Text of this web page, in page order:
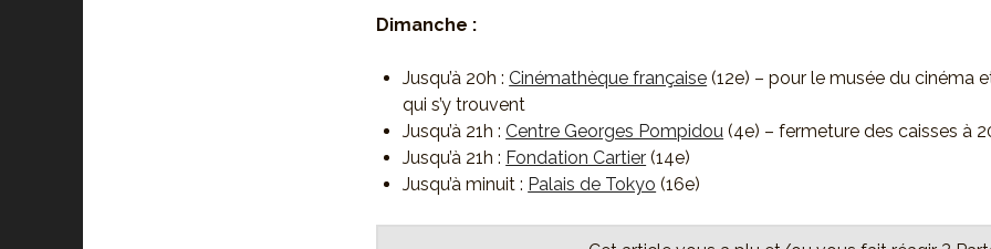
Dimanche :
Jusqu’à 20h :Cinémathèque française (12e) – pour le musée du cinéma
qui s’y trouvent
Jusqu’à 21h :Centre Georges Pompidou (4e) – fermeture des caisses à
Jusqu’à 21h : Fondation Cartier (14e)
Jusqu’à minuit : Palais de Tokyo (16e)